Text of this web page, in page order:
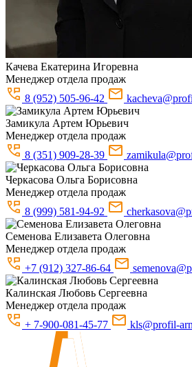
Качева Екатерина Игоревна
Менеджер отдела продаж
8 (952) 505-96-42
Замикула Артем Юрьевич
Менеджер отдела продаж
8 (351) 909-28-39
Черкасова Ольга Борисовна
Менеджер отдела продаж
8 (999) 581-94-92
Семенова Елизавета Олеговна
Менеджер отдела продаж
+7 (912) 327-86-64
Калинская Любовь Сергеевна
Менеджер отдела продаж
+ 7-900-081-45-77
kls@profil-